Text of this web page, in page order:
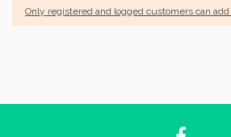
Only registered and logged customers can